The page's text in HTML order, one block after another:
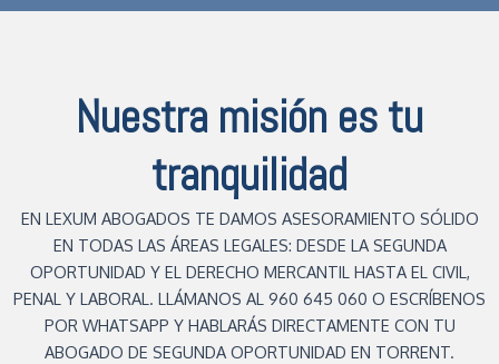
Nuestra misión es tu
tranquilidad
EN LEXUM ABOGADOS TE DAMOS ASESORAMIENTO SÓLIDO
EN TODAS LAS ÁREAS LEGALES: DESDE LA SEGUNDA
OPORTUNIDAD Y EL DERECHO MERCANTIL HASTA EL CIVIL,
PENAL Y LABORAL. LLÁMANOS AL 960 645 060 O ESCRÍBENOS
POR WHATSAPP Y HABLARÁS DIRECTAMENTE CON TU
ABOGADO DE SEGUNDA OPORTUNIDAD EN TORRENT.